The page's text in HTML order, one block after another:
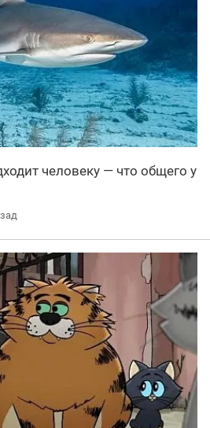
человеку — что общего у